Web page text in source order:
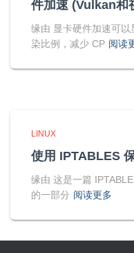
件加速 (Vulkan和
缘由 显卡硬件加速可
染比例，减少 CP 阅读
LINUX
使用 IPTABLES
缘由 这是一篇
的一部分 阅读更多